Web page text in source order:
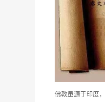
佛教虽源于印度，